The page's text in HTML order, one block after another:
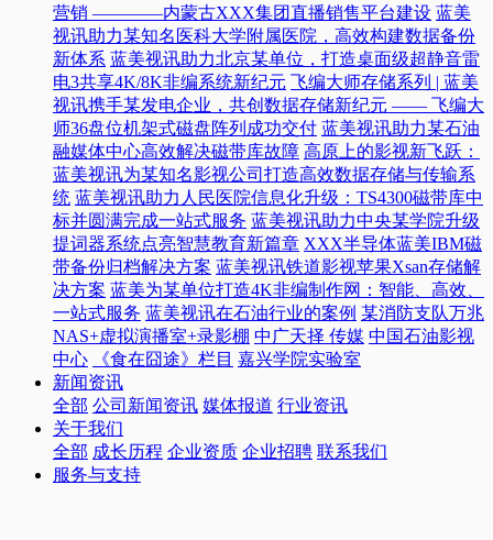
营销 ————内蒙古XXX集团直播销售平台建设 蓝美
视讯助力某知名医科大学附属医院，高效构建数据备份
新体系 蓝美视讯助力北京某单位，打造桌面级超静音雷
电3共享4K/8K非编系统新纪元 飞编大师存储系列 | 蓝美
视讯携手某发电企业，共创数据存储新纪元 —— 飞编大
师36盘位机架式磁盘阵列成功交付 蓝美视讯助力某石油
融媒体中心高效解决磁带库故障 高原上的影视新飞跃：
蓝美视讯为某知名影视公司打造高效数据存储与传输系
统 蓝美视讯助力人民医院信息化升级：TS4300磁带库中
标并圆满完成一站式服务 蓝美视讯助力中央某学院升级
提词器系统点亮智慧教育新篇章 XXX半导体蓝美IBM磁
带备份归档解决方案 蓝美视讯铁道影视苹果Xsan存储解
决方案 蓝美为某单位打造4K非编制作网：智能、高效、
一站式服务 蓝美视讯在石油行业的案例 某消防支队万兆
NAS+虚拟演播室+录影棚 中广天择 传媒 中国石油影视
中心
《食在囧途》栏目 嘉兴学院实验室
新闻资讯
全部 公司新闻资讯 媒体报道 行业资讯
关于我们
全部 成长历程 企业资质 企业招聘 联系我们
服务与支持